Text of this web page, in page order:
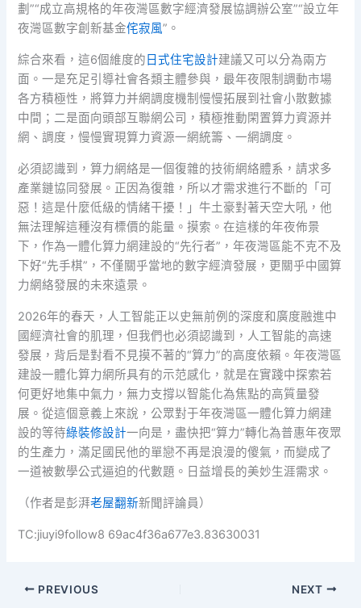
劃”“成立高規格的年夜灣區數字經濟發展協調辦公室”“設立年
夜灣區數字創新基金侘寂風”。
綜合來看，這6個維度的 日式住宅設計建議又可以分為兩方
面。一是充足引導社會各類主體參與，最年夜限制調動市場
各方積極性，將算力并網調度機制慢慢拓展到社會小散數據
中間；二是面向頭部互聯網公司，積極推動閑置算力資源并
網、調度，慢慢實現算力資源一網統籌、一網調度。
必須認識到，算力網絡是一個復雜的技術網絡體系，請求多
產業鏈協同發展。正因為復雜，所以才需求進行不斷的「可
惡！這是什麼低級的情緒干擾！」牛土豪對著天空大吼，他
無法理解這種沒有標價的能量。摸索。在這樣的年夜佈景
下，作為一體化算力網建設的“先行者”，年夜灣區能不克不及
下好“先手棋”，不僅關乎當地的數字經濟發展，更關乎中國算
力網絡發展的未來遠景。
2026年的春天，人工智能正以史無前例的深度和廣度融進中
國經濟社會的肌理，但我們也必須認識到，人工智能的高速
發展，背后是對看不見摸不著的“算力”的高度依賴。年夜灣區
建設一體化算力網所具有的示范感化，就是在實踐中探索若
何更好地集中氣力，無力支撐以智能化為焦點的高質量發
展。從這個意義上來說，公眾對于年夜灣區一體化算力網建
設的等待綠裝修設計一向是，盡快把“算力”轉化為普惠年夜眾
的生產力，滿足國民他的單戀不再是浪漫的傻氣，而變成了
一道被數學公式逼迫的代數題。日益增長的美妙生涯需求。
（作者是彭湃老屋翻新新聞評論員）
TC:jiuyi9follow8 69ac4f36a677e3.83630031
PREVIOUS NEXT